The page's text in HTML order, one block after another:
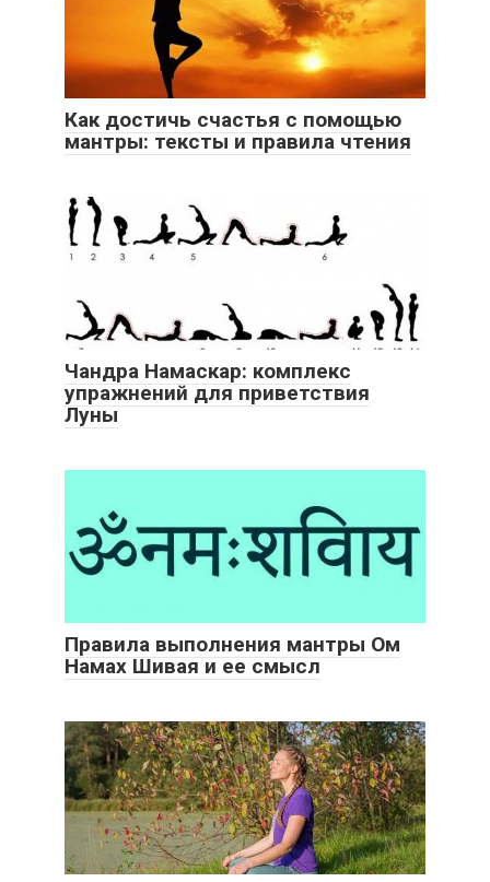
Как достичь счастья с помощью
мантры: тексты и правила чтения
Чандра Намаскар: комплекс
упражнений для приветствия
Луны
Правила выполнения мантры Ом
Намах Шивая и ее смысл